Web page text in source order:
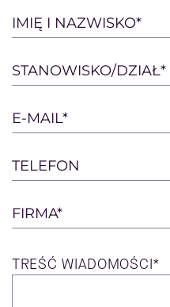
Please
this
field
empty.
IMIĘ I NAZWISKO*
STANOWISKO/DZIAŁ*
E-MAIL*
TELEFON
FIRMA*
TREŚĆ WIADOMOŚCI*